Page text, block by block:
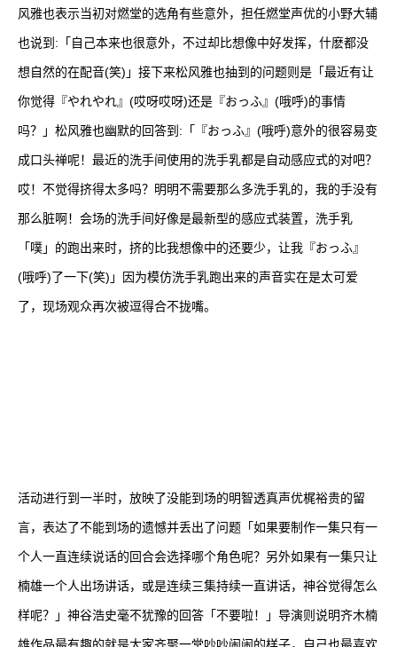
风雅也表示当初对燃堂的选角有些意外，担任燃堂声优的小野大辅
也说到:「自己本来也很意外，不过却比想像中好发挥，什麽都没
想自然的在配音(笑)」接下来松风雅也抽到的问题则是「最近有让
你觉得『やれやれ』(哎呀哎呀)还是『おっふ』(哦呼)的事情
吗？」松风雅也幽默的回答到:「『おっふ』(哦呼)意外的很容易变
成口头禅呢！最近的洗手间使用的洗手乳都是自动感应式的对吧？
哎！不觉得挤得太多吗？明明不需要那么多洗手乳的，我的手没有
那么脏啊！会场的洗手间好像是最新型的感应式装置，洗手乳
「噗」的跑出来时，挤的比我想像中的还要少，让我『おっふ』
(哦呼)了一下(笑)」因为模仿洗手乳跑出来的声音实在是太可爱
了，现场观众再次被逗得合不拢嘴。
活动进行到一半时，放映了没能到场的明智透真声优梶裕贵的留
言，表达了不能到场的遗憾并丢出了问题「如果要制作一集只有一
个人一直连续说话的回合会选择哪个角色呢？另外如果有一集只让
楠雄一个人出场讲话，或是连续三集持续一直讲话，神谷觉得怎么
样呢？」神谷浩史毫不犹豫的回答「不要啦！」导演则说明齐木楠